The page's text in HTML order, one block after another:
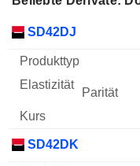
WKN Typ
SD42DJ
SD42DK